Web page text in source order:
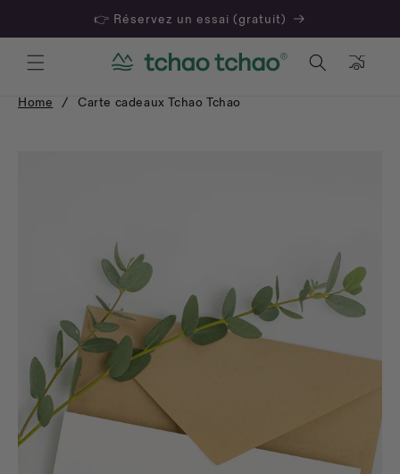
👉 Réservez un essai (gratuit)
Panier
Home / Carte cadeaux Tchao Tchao